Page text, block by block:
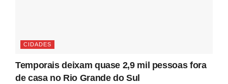
CIDADES
Temporais deixam quase 2,9 mil pessoas fora
de casa no Rio Grande do Sul